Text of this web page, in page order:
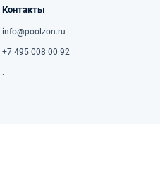
Контакты
info@poolzon.ru
+7 495 008 00 92
.